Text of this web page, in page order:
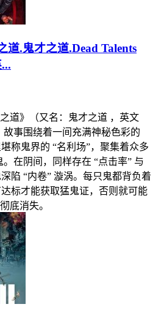
道.鬼才之道.Dead Talents
道》（又名：鬼才之道 ，英文
故事围绕着一间充满神秘色彩的
称鬼界的 “名利场”，聚集着众多
在阴间，同样存在 “点击率” 与
陷 “内卷” 漩涡。每只鬼都背负着
标才能获取猛鬼证，否则就可能
底消失。